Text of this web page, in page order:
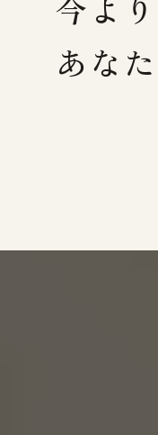
あな